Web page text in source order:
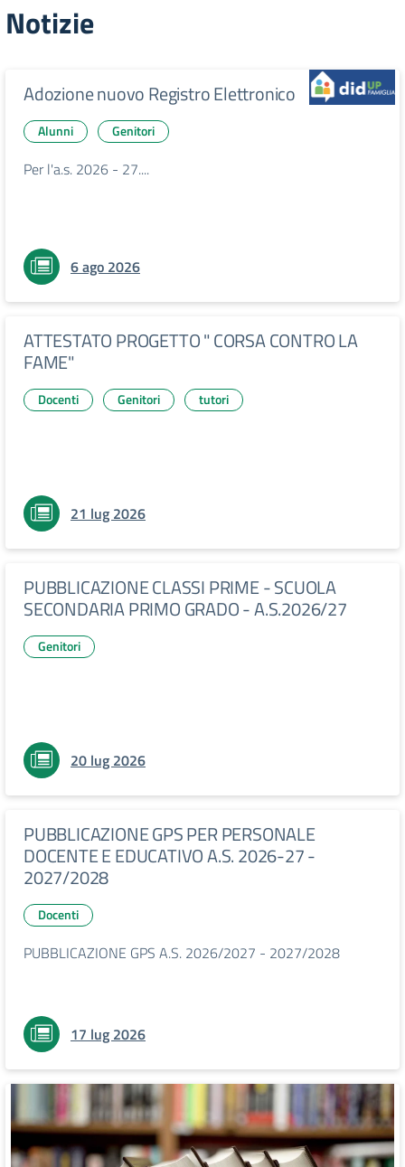
Notizie
Adozione nuovo Registro Elettronico
Alunni Genitori
Per l'a.s. 2026 - 27....
6 ago 2026
ATTESTATO PROGETTO " CORSA CONTRO LA
FAME"
Docenti Genitori tutori
21 lug 2026
PUBBLICAZIONE CLASSI PRIME - SCUOLA
SECONDARIA PRIMO GRADO - A.S.2026/27
Genitori
20 lug 2026
PUBBLICAZIONE GPS PER PERSONALE
DOCENTE E EDUCATIVO A.S. 2026-27 -
2027/2028
Docenti
PUBBLICAZIONE GPS A.S. 2026/2027 - 2027/2028
17 lug 2026